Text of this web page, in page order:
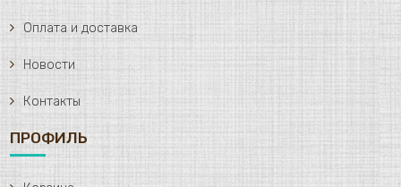
Оплата и доставка
Новости
Контакты
ПРОФИЛЬ